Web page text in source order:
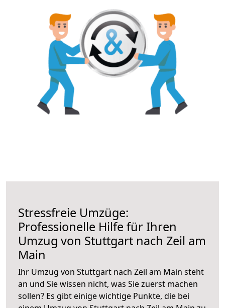
Stressfreie Umzüge:
Professionelle Hilfe für Ihren
Umzug von Stuttgart nach Zeil am
Main
Ihr Umzug von Stuttgart nach Zeil am Main steht
an und Sie wissen nicht, was Sie zuerst machen
sollen? Es gibt einige wichtige Punkte, die bei